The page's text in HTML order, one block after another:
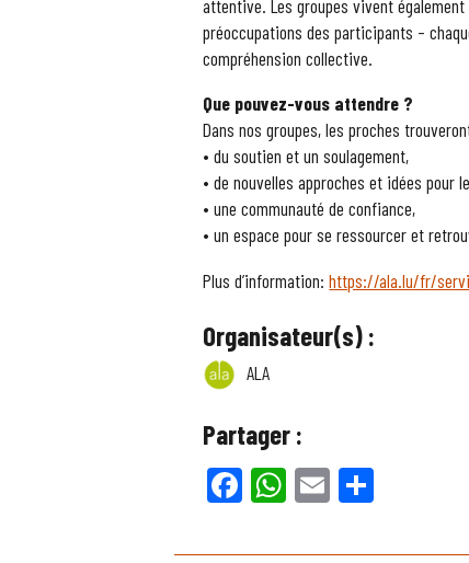
attentive. Les groupes vivent
préoccupations des participants –
compréhension collective.
Que pouvez-vous attendre ?
Dans nos groupes, les proches
• du soutien et un soulagement,
• de nouvelles approches et idées pour
• une communauté de confiance,
• un espace pour se ressourcer et
Plus d’information:https://ala.lu/fr/
Organisateur(s) :
ALA
Partager :
Facebook
WhatsApp
Email